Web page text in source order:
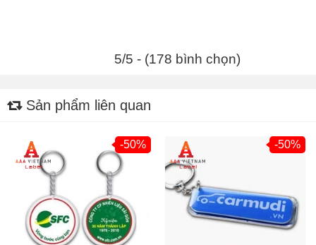
5/5 - (178 bình chọn)
Sản phẩm liên quan
-50% -50%